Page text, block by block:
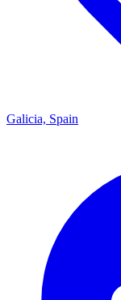
Galicia, Spain